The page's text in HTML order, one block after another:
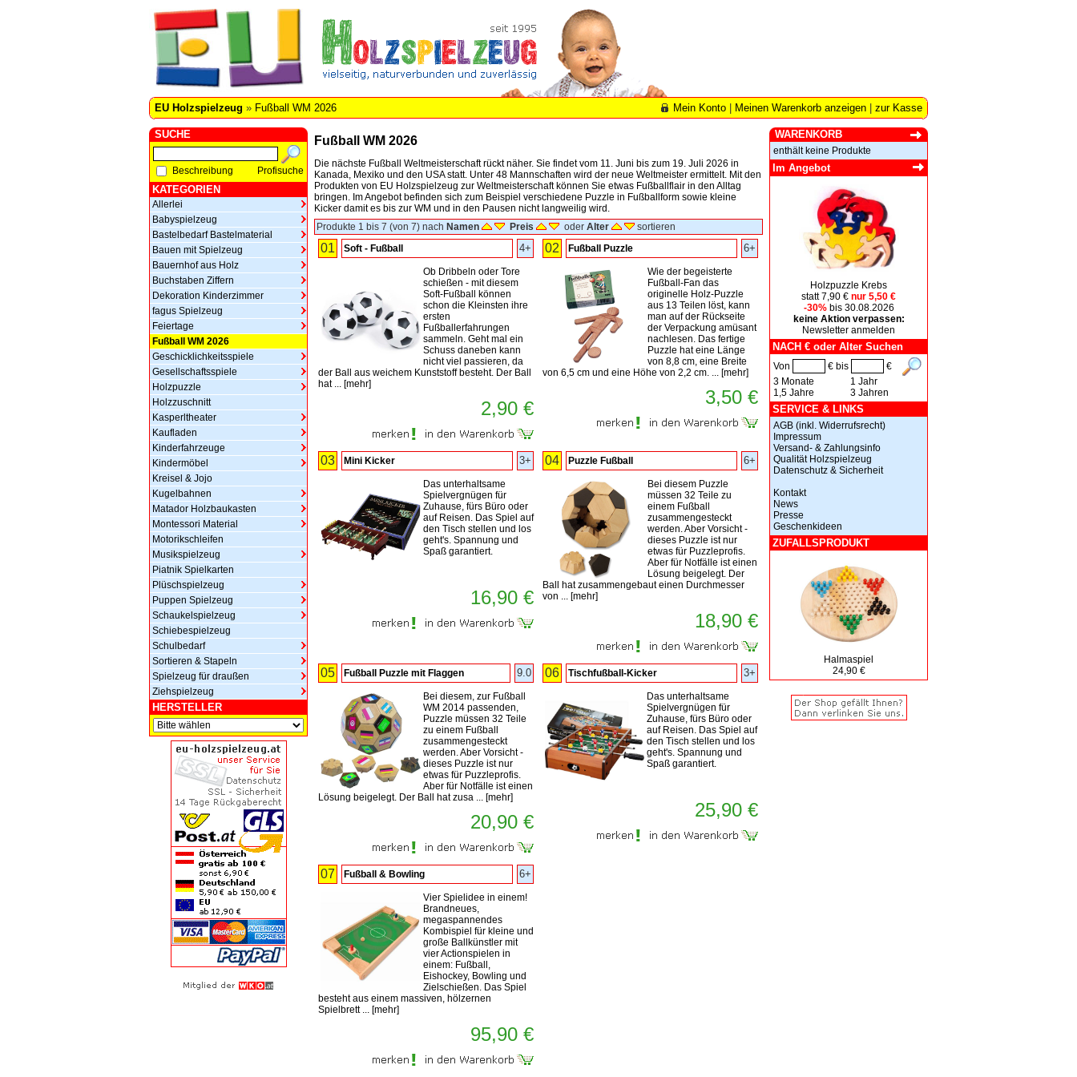
EU Holzspielzeug » Fußball WM 2026 Mein Konto Meinen Warenkorb anzeigen zur Kasse
SUCHE
Beschreibung Profisuche
KATEGORIEN
Allerlei
Babyspielzeug
Bastelbedarf Bastelmaterial
Bauen mit Spielzeug
Bauernhof aus Holz
Buchstaben Ziffern
Dekoration Kinderzimmer
fagus Spielzeug
Feiertage
Fußball WM 2026
Geschicklichkeitsspiele
Gesellschaftsspiele
Holzpuzzle
Holzzuschnitt
Kasperltheater
Kaufladen
Kinderfahrzeuge
Kindermöbel
Kreisel & Jojo
Kugelbahnen
Matador Holzbaukasten
Montessori Material
Motorikschleifen
Musikspielzeug
Piatnik Spielkarten
Plüschspielzeug
Puppen Spielzeug
Schaukelspielzeug
Schiebespielzeug
Schulbedarf
Sortieren & Stapeln
Spielzeug für draußen
Ziehspielzeug
HERSTELLER
Fußball WM 2026
Die nächste Fußball Weltmeisterschaft rückt näher. Sie findet vom 11. Juni bis zum 19. Juli 2026 in
Kanada, Mexiko und den USA statt. Unter 48 Mannschaften wird der neue Weltmeister ermittelt. Mit den
Produkten von EU Holzspielzeug zur Weltmeisterschaft können Sie etwas Fußballflair in den Alltag
bringen. Im Angebot befinden sich zum Beispiel verschiedene Puzzle in Fußballform sowie kleine
Kicker damit es bis zur WM und in den Pausen nicht langweilig wird.
Produkte 1 bis 7 (von 7) nach Namen Preis oder Alter sortieren
01 Soft - Fußball 4+
Ob Dribbeln oder Tore
schießen - mit diesem
Soft-Fußball können
schon die Kleinsten ihre
ersten
Fußballerfahrungen
sammeln. Geht mal ein
Schuss daneben kann
nicht viel passieren, da
der Ball aus weichem Kunststoff besteht. Der Ball
hat ... [mehr]
2,90 €
02 Fußball Puzzle 6+
Wie der begeisterte
Fußball-Fan das
originelle Holz-Puzzle
aus 13 Teilen löst, kann
man auf der Rückseite
der Verpackung amüsant
nachlesen. Das fertige
Puzzle hat eine Länge
von 8,8 cm, eine Breite
von 6,5 cm und eine Höhe von 2,2 cm. ... [mehr]
3,50 €
03 Mini Kicker 3+
Das unterhaltsame
Spielvergnügen für
Zuhause, fürs Büro oder
auf Reisen. Das Spiel auf
den Tisch stellen und los
geht's. Spannung und
Spaß garantiert.
16,90 €
04 Puzzle Fußball 6+
Bei diesem Puzzle
müssen 32 Teile zu
einem Fußball
zusammengesteckt
werden. Aber Vorsicht -
dieses Puzzle ist nur
etwas für Puzzleprofis.
Aber für Notfälle ist einen
Lösung beigelegt. Der
Ball hat zusammengebaut einen Durchmesser
von ... [mehr]
18,90 €
05 Fußball Puzzle mit Flaggen 9.0
Bei diesem, zur Fußball
WM 2014 passenden,
Puzzle müssen 32 Teile
zu einem Fußball
zusammengesteckt
werden. Aber Vorsicht -
dieses Puzzle ist nur
etwas für Puzzleprofis.
Aber für Notfälle ist einen
Lösung beigelegt. Der Ball hat zusa ... [mehr]
20,90 €
06 Tischfußball-Kicker 3+
Das unterhaltsame
Spielvergnügen für
Zuhause, fürs Büro oder
auf Reisen. Das Spiel auf
den Tisch stellen und los
geht's. Spannung und
Spaß garantiert.
25,90 €
07 Fußball & Bowling 6+
Vier Spielidee in einem!
Brandneues,
megaspannendes
Kombispiel für kleine und
große Ballkünstler mit
vier Actionspielen in
einem: Fußball,
Eishockey, Bowling und
Zielschießen. Das Spiel
besteht aus einem massiven, hölzernen
Spielbrett ... [mehr]
95,90 €
WARENKORB
enthält keine Produkte
Im Angebot
Holzpuzzle Krebs
statt 7,90 € nur 5,50 €
-30%bis 30.08.2026
keine Aktion verpassen:
Newsletter anmelden
NACH € oder Alter Suchen
Von € bis
€
3 Monate
1,5 Jahre
1 Jahr
3 Jahren
SERVICE & LINKS
AGB (inkl. Widerrufsrecht)
Impressum
Versand- & Zahlungsinfo
Qualität Holzspielzeug
Datenschutz & Sicherheit
Kontakt
News
Presse
Geschenkideen
ZUFALLSPRODUKT
Halmaspiel
24,90 €